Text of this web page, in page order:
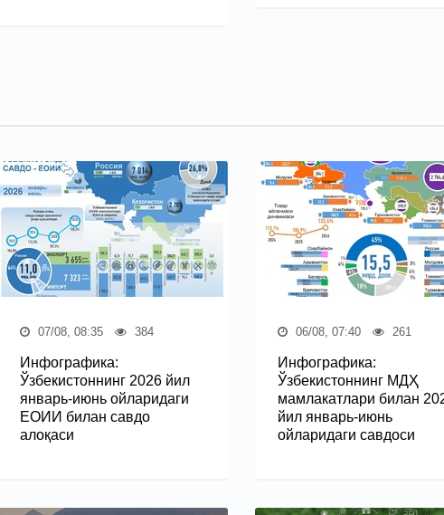
07/08, 08:35 384
Инфографика:
Ўзбекистоннинг 2026 йил
январь-июнь ойларидаги
ЕОИИ билан савдо
алоқаси
06/08, 07:40 261
Инфографика:
Ўзбекистоннинг МДҲ
мамлакатлари билан
йил январь-июнь
ойларидаги савдоси